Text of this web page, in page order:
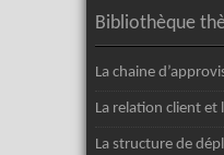
Bibliothèque
La chaine
La relation client et
La structure de